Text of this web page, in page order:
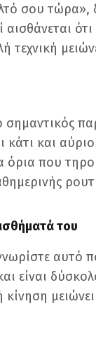
σου τώρα»,
ότι
σημαντικός
κάτι και
όρια που
του
αυτό
και είναι
μειώνει